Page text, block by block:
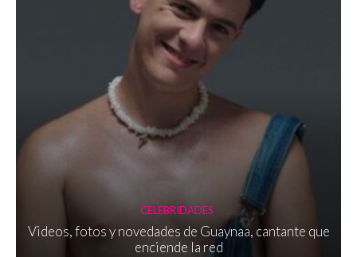
CELEBRIDADES
Videos, fotos y novedades de Guaynaa, cantante que
enciende la red